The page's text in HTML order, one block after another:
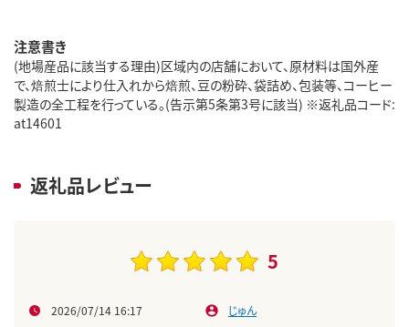
注意書き
(地場産品に該当する理由)区域内の店舗において、原材料は国外産
で、焙煎士により仕入れから焙煎、豆の粉砕、袋詰め、包装等、コーヒー
製造の全工程を行っている。(告示第5条第3号に該当) ※返礼品コード:
at14601
返礼品レビュー
5
2026/07/14 16:17 じゅん